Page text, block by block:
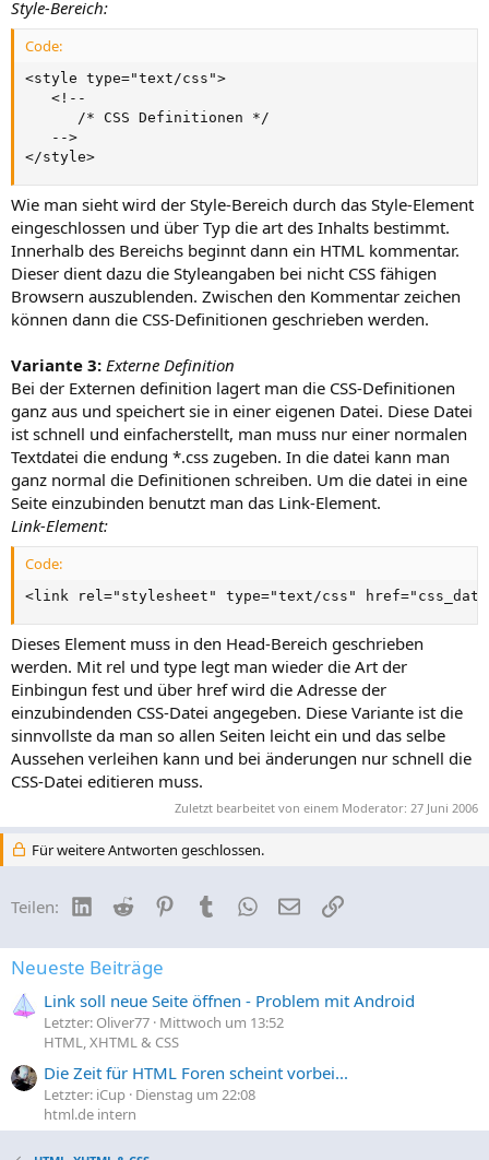
Style-Bereich:
Code:
<style type="text/css">
   <!--
      /* CSS Definitionen */
   -->
</style>
Wie man sieht wird der Style-Bereich durch das Style-Element
eingeschlossen und über Typ die art des Inhalts bestimmt.
Innerhalb des Bereichs beginnt dann ein HTML kommentar.
Dieser dient dazu die Styleangaben bei nicht CSS fähigen
Browsern auszublenden. Zwischen den Kommentar zeichen
können dann die CSS-Definitionen geschrieben werden.
Variante 3: Externe Definition
Bei der Externen definition lagert man die CSS-Definitionen
ganz aus und speichert sie in einer eigenen Datei. Diese Datei
ist schnell und einfacherstellt, man muss nur einer normalen
Textdatei die endung *.css zugeben. In die datei kann man
ganz normal die Definitionen schreiben. Um die datei in eine
Seite einzubinden benutzt man das Link-Element.
Link-Element:
Code:
<link rel="stylesheet" type="text/css"
Dieses Element muss in den Head-Bereich geschrieben
werden. Mit rel und type legt man wieder die Art der
Einbingun fest und über href wird die Adresse der
einzubindenden CSS-Datei angegeben. Diese Variante ist die
sinnvollste da man so allen Seiten leicht ein und das selbe
Aussehen verleihen kann und bei änderungen nur schnell die
CSS-Datei editieren muss.
Zuletzt bearbeitet von einem Moderator: 27 Juni 2006
Für weitere Antworten geschlossen.
Teilen: LinkedIn
Reddit PinterestTumblrWhatsApp
E-MailLink
Neueste Beiträge
Link soll neue Seite öffnen - Problem mit Android
Letzter: Oliver77 Mittwoch um 13:52
HTML, XHTML & CSS
Die Zeit für HTML Foren scheint vorbei...
Letzter: iCup Dienstag um 22:08
html.de intern